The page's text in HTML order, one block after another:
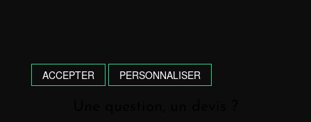
ACCEPTER PERSONNALISER